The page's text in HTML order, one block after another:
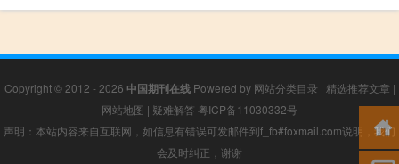
Copyright © 2012 - 2026 中国期刊在线Powered by 网站分类目录 | 精选推荐文章 |
网站地图 | 疑难解答 粤ICP备11030332号
声明：本站内容来自互联网，如信息有错误可发邮件到f_fb#foxmail.com说明，我们
会及时纠正，谢谢